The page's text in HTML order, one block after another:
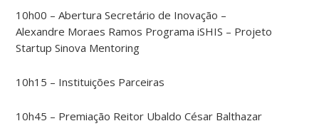
10h00 – Abertura Secretário de Inovação –
Alexandre Moraes Ramos Programa iSHIS – Projeto
Startup Sinova Mentoring
10h15 – Instituições Parceiras
10h45 – Premiação Reitor Ubaldo César Balthazar